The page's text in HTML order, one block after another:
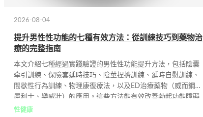
2026-08-04
提升男性性功能的七種有效方法：從訓練技巧到藥物治
療的完整指南
本文介紹七種經過實踐驗證的男性性功能提升方法，包括陰囊
牵引訓練、保險套延時技巧、陰莖捏擠訓練、延時自慰訓練、
間歇性行為訓練、物理康復療法，以及ED治療藥物（威而鋼、
犀利士、樂威壯）的應用。這些方法能有效改善勃起功能障礙
與早洩問題，幫助男性重拾自信與生活品質。
性健康